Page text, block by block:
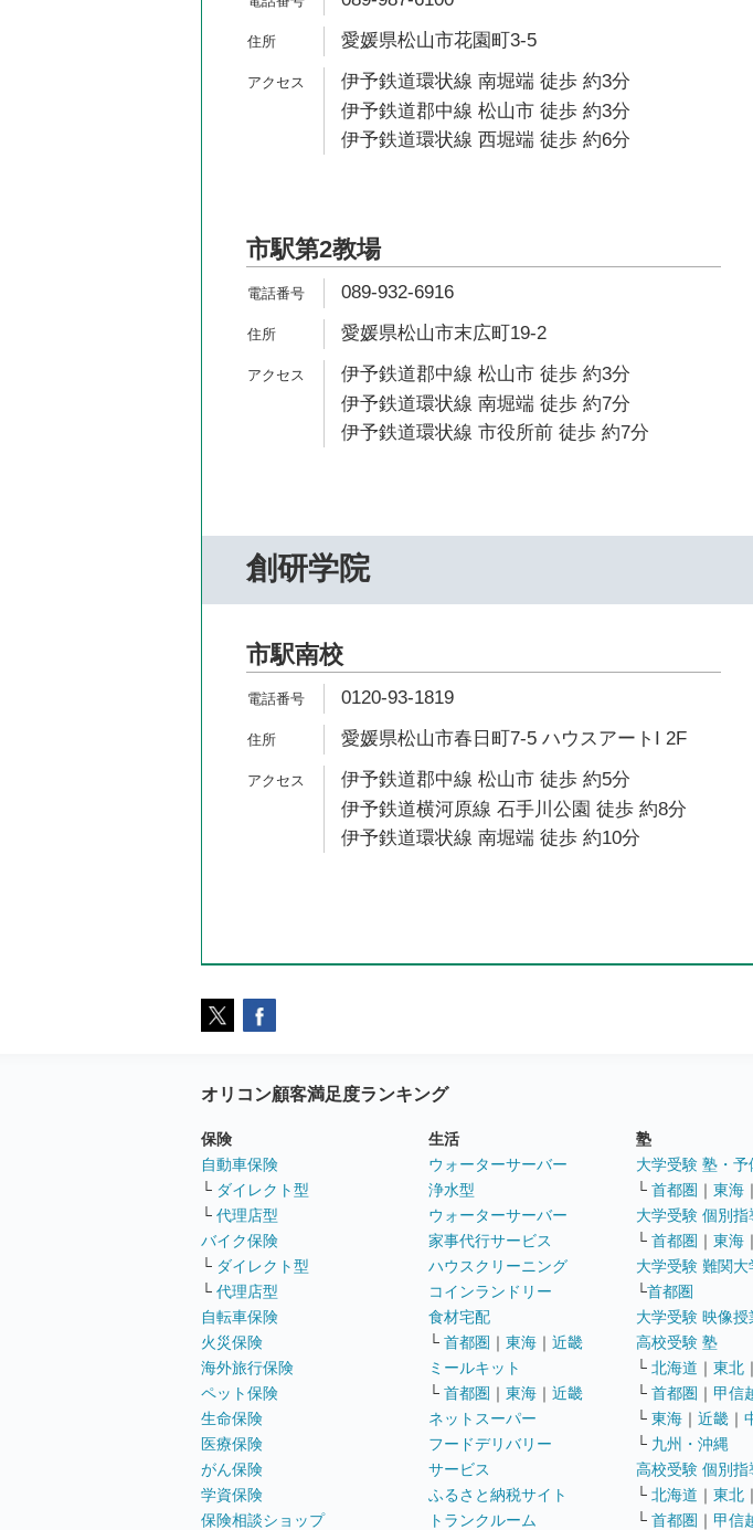
愛媛県松山市花園町3-5
伊予鉄道環状線 南堀端 徒歩 約3分
伊予鉄道郡中線 松山市 徒歩 約3分
伊予鉄道環状線 西堀端 徒歩 約6分
市駅第2教場
089-932-6916
愛媛県松山市末広町19-2
伊予鉄道郡中線 松山市 徒歩 約3分
伊予鉄道環状線 南堀端 徒歩 約7分
伊予鉄道環状線 市役所前 徒歩 約7分
創研学院
市駅南校
0120-93-1819
愛媛県松山市春日町7-5 ハウスアートI 2F
伊予鉄道郡中線 松山市 徒歩 約5分
伊予鉄道横河原線 石手川公園 徒歩 約8分
伊予鉄道環状線 南堀端 徒歩 約10分
オリコン顧客満足度ランキング
保険
自動車保険
└ ダイレクト型
└ 代理店型
バイク保険
└ ダイレクト型
└ 代理店型
自転車保険
火災保険
海外旅行保険
ペット保険
生命保険
医療保険
がん保険
学資保険
保険相談ショップ
生活
ウォーターサーバー
浄水型
ウォーターサーバー
家事代行サービス
ハウスクリーニング
コインランドリー
食材宅配
└ 首都圏 ｜ 東海 ｜ 近畿
ミールキット
└ 首都圏 ｜ 東海 ｜ 近畿
ネットスーパー
フードデリバリー
サービス
ふるさと納税サイト
トランクルーム
塾
大学受験 塾・
└ 首都圏 ｜ 東海 ｜
大学受験 個別
└ 首都圏 ｜ 東海 ｜
大学受験 難関
└首都圏
大学受験 映像授
高校受験 塾
└ 北海道 ｜ 東北 ｜
└ 首都圏 ｜ 甲信
└ 東海 ｜ 近畿 ｜
└ 九州・沖縄
高校受験 個別指
└ 北海道 ｜ 東北 ｜
└ 首都圏 ｜ 甲信